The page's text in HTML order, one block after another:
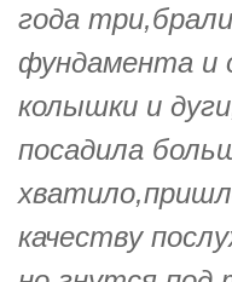
года
фундамента и
колышки и
посадила
качеству